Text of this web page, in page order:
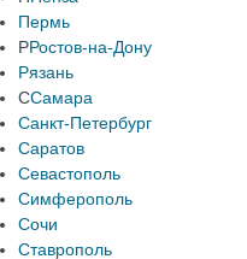
Пермь
РРостов-на-Дону
Рязань
ССамара
Санкт-Петербург
Саратов
Севастополь
Симферополь
Сочи
Ставрополь